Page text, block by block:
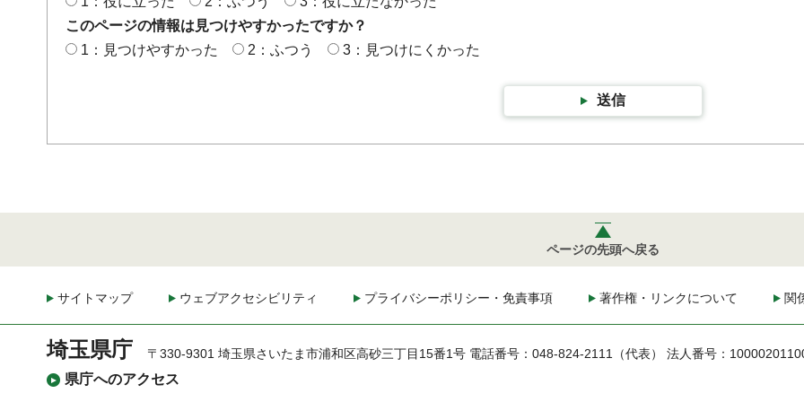
このページの情報は見つけやすかったですか？
1：見つけやすかった
2：ふつう 3：見つけにくかった
送信
ページの先頭へ戻る
サイトマップ ウェブアクセシビリティ プライバシーポリシー・免責事項 著作権・リンクについて 関
埼玉県庁
県庁へのアクセス
〒330-9301 埼玉県さいたま市浦和区高砂三丁目15番1号 電話番号：048-824-2111（代表） 法人番号：